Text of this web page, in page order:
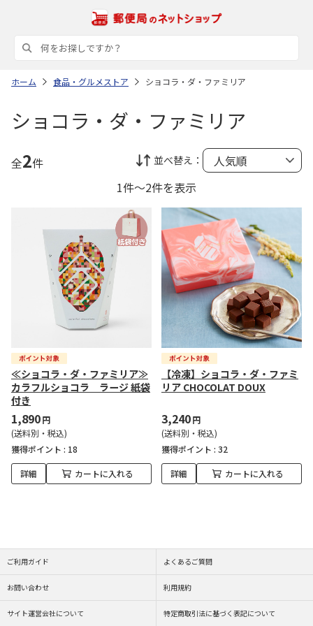
ホーム 食品・グルメストア ショコラ・ダ・ファミリア
ショコラ・ダ・ファミリア
全2件 並べ替え：
1件～2件を表示
≪ショコラ・ダ・ファミリア≫
カラフルショコラ ラージ 紙袋
付き
1,890円
(送料別・税込)
獲得ポイント : 18
詳細 カートに入れる
【冷凍】ショコラ・ダ・ファミ
リア CHOCOLAT DOUX
3,240円
(送料別・税込)
獲得ポイント : 32
詳細 カートに入れる
ご利用ガイド よくあるご質問
お問い合わせ 利用規約
サイト運営会社について 特定商取引法に基づく表記について